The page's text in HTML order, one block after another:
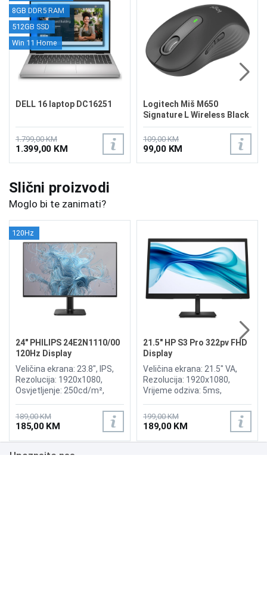
8GB DDR5 RAM
512GB SSD
Win 11 Home
DELL 16 laptop DC16251
1.799,00 KM
1.399,00 KM
Logitech Miš M650
Signature L Wireless Black
109,00 KM
99,00 KM
Slični proizvodi
Moglo bi te zanimati?
120Hz
24" PHILIPS 24E2N1110/00
120Hz Display
Veličina ekrana: 23.8", IPS,
Rezolucija: 1920x1080,
Osvjetljenje: 250cd/m²,
Haze 25%, Vrijeme odziva:
4ms, Osvježenje: 120Hz,
Priključci: VGA, HDMI
189,00 KM
185,00 KM
21.5" HP S3 Pro 322pv FHD
Display
Veličina ekrana: 21.5" VA,
Rezolucija: 1920x1080,
Vrijeme odziva: 5ms,
Kontrast: 3000:1,
Osvjetljenje: 200 cd/m2,
Priključci: HDMI, VGA
199,00 KM
189,00 KM
Upoznajte nas